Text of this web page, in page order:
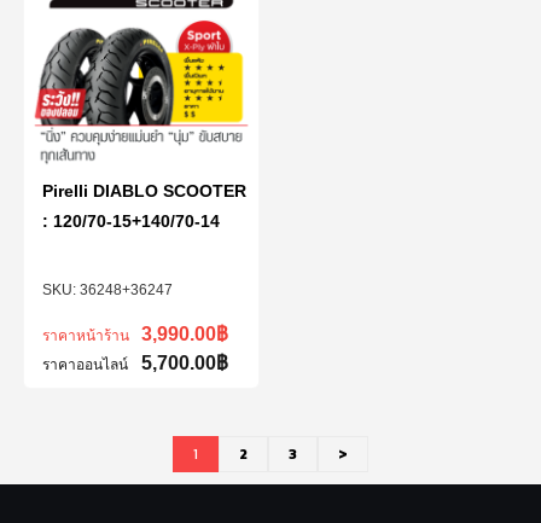
36248+36247
Pirelli DIABLO SCOOTER
: 120/70-15+140/70-14
ราคาหน้าร้าน 3,990.00฿
ราคาออนไลน์ 5,700.00฿
1 2 3 >